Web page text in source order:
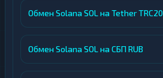
Обмен Solana SOL на Tether TRC20
Обмен Solana SOL на СБП RUB